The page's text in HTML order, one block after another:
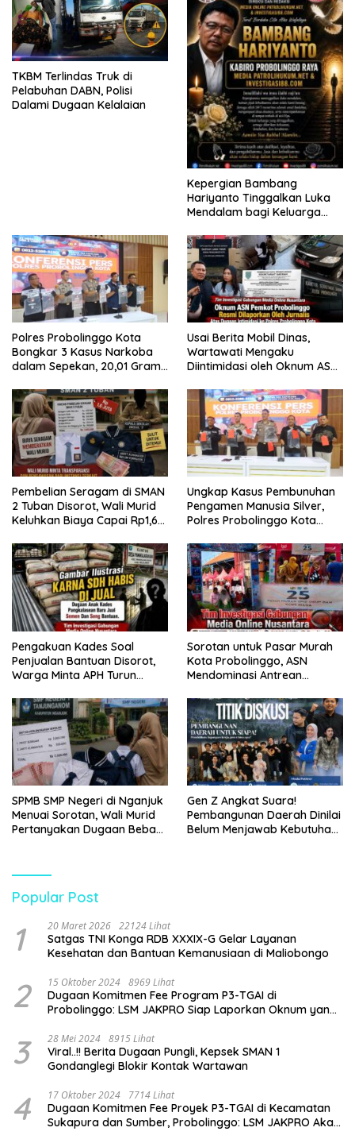
TKBM Terlindas Truk di
Pelabuhan DABN, Polisi
Dalami Dugaan Kelalaian
Kepergian Bambang
Hariyanto Tinggalkan Luka
Mendalam bagi Keluarga
Polres Probolinggo Kota
Bongkar 3 Kasus Narkoba
dalam Sepekan, 20,01 Gram
Usai Berita Mobil Dinas,
Wartawati Mengaku
Diintimidasi oleh Oknum ASN
Tempuh Jalur Hukum
Pembelian Seragam di SMAN
2 Tuban Disorot, Wali Murid
Keluhkan Biaya Capai Rp1,6
Ungkap Kasus Pembunuhan
Pengamen Manusia Silver,
Polres Probolinggo Kota
Pengakuan Kades Soal
Penjualan Bantuan Disorot,
Warga Minta APH Turun
Sorotan untuk Pasar Murah
Kota Probolinggo, ASN
Mendominasi Antrean
SPMB SMP Negeri di Nganjuk
Menuai Sorotan, Wali Murid
Pertanyakan Dugaan Beban
Pendidikan
Gen Z Angkat Suara!
Pembangunan Daerah Dinilai
Belum Menjawab Kebutuhan
Popular Post
1 20 Maret 2026 22124 Lihat
Satgas TNI Konga RDB XXXIX-G Gelar Layanan
Kesehatan dan Bantuan Kemanusiaan di Maliobongo
2 15 Oktober 2024 8969 Lihat
Dugaan Komitmen Fee Program P3-TGAI di
Probolinggo: LSM JAKPRO Siap Laporkan Oknum yang
3 28 Mei 2024 8915 Lihat
Viral..!! Berita Dugaan Pungli, Kepsek SMAN 1
Gondanglegi Blokir Kontak Wartawan
4 17 Oktober 2024 7714 Lihat
Dugaan Komitmen Fee Proyek P3-TGAI di Kecamatan
Sukapura dan Sumber, Probolinggo: LSM JAKPRO Akan